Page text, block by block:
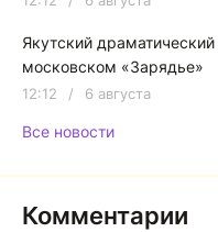
Якутский
московском «Зарядье»
12:12 / 6 августа
Все новости
Комментарии